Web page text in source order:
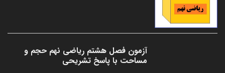
آزمون فصل هشتم ریاضی نهم حجم و
مساحت با پاسخ تشریحی